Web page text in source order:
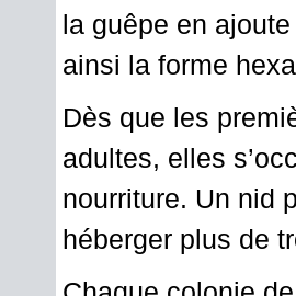
la guêpe en
ainsi la forme
Dès que les
adultes, elles
nourriture. Un nid
héberger plus de